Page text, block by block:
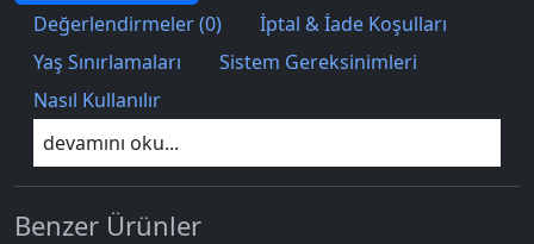
Değerlendirmeler (0)
İptal & İade Koşulları
Yaş Sınırlamaları
Sistem Gereksinimleri
Nasıl Kullanılır
devamını oku...
Benzer Ürünler